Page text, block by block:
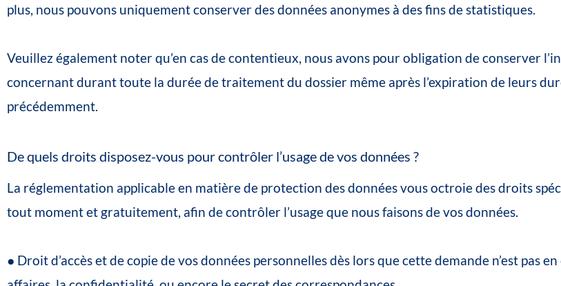
plus, nous pouvons uniquementconserverdesdonnées anonymes à desfinsde statistiques
Veuillezégalement noterqu’en casdecontentieux nous avons pourobligation deconserver
concernantduranttoute la duréedetraitementdu dossier même après l’expiration de leurs
précédemment.
Dequels droits disposez-vous pourcontrôler l’usagedevos données ?
La réglementation applicableen matièrede protection desdonnéesvousoctroiedesdroits
tout momentet gratuitement afin decontrôler l’usageque nousfaisonsdevosdonnées.
● Droitd’accèsetdecopiedevosdonnées personnellesdès lorsquecettedemande n’est pasen